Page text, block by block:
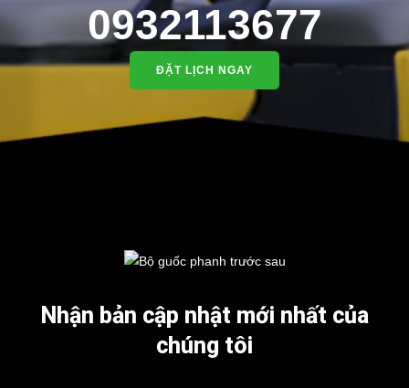
0932113677
ĐẶT LỊCH NGAY
Nhận bản cập nhật mới nhất của
chúng tôi